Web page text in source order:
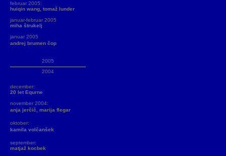
februar 2005:
huiqin wang, tomaž lunder
januar-februar 2005
miha štrukelj
januar 2005
andrej brumen čop
2005
2004
december:
20 let Equrne
november 2004:
anja jerčič, marija flegar
oktober:
kamila volčanšek
september:
matjaž kocbek